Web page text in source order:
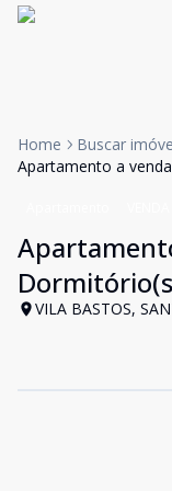
Home
Buscar
Apartamento a
VILA BASTOS,